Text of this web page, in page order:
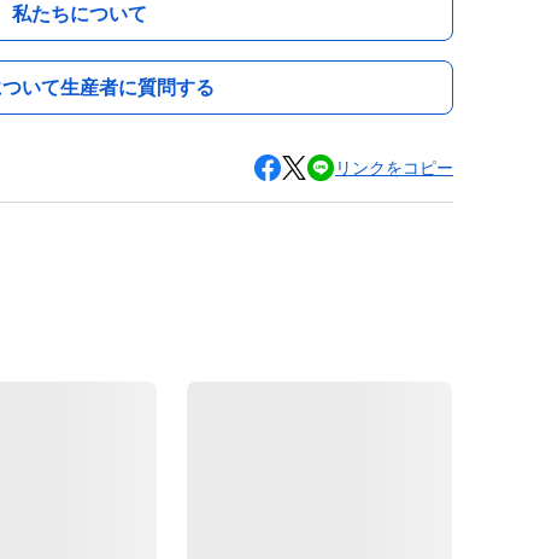
私たちについて
いて生産者に質問する
リンクをコピー